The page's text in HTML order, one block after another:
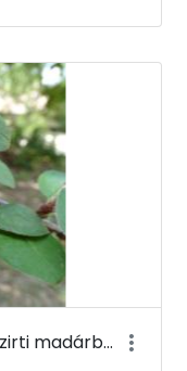
Cotoneaster integerrimus - Szirti madárbirs - Budai Arborétum